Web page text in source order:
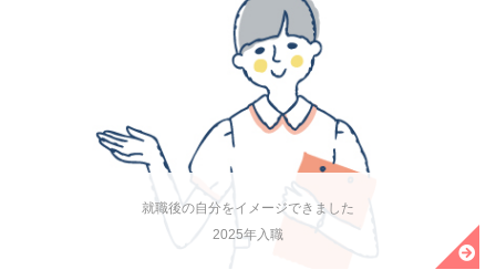
就職後の自分をイメージできました
2025年入職